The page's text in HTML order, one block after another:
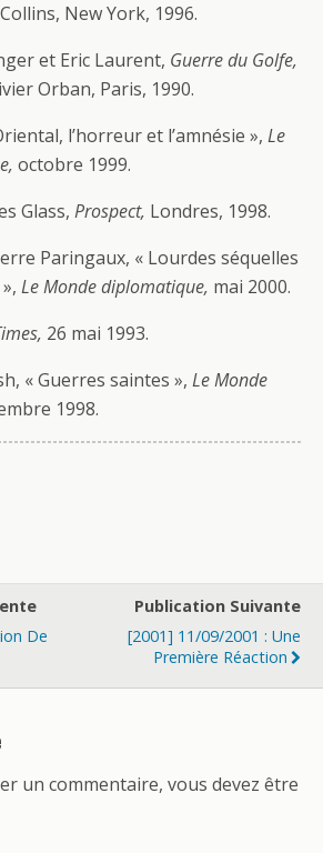
New York, 1996.
et Eric Laurent, Guerre du Golfe,
Orban, Paris, 1990.
l’horreur et l’amnésie », Le
octobre 1999.
Glass, Prospect, Londres, 1998.
Paringaux, « Lourdes séquelles
Le Monde diplomatique, mai 2000.
26 mai 1993.
« Guerres saintes », Le Monde
1998.
De
Publication Suivante
[2001] 11/09/2001 : Une
Première Réaction
un commentaire, vous devez être